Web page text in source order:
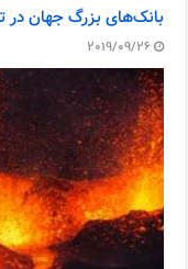
بانک‌های بزرگ جهان
2019/09/26